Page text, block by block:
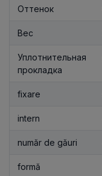
Оттенок
Вес
Уплотнительная
прокладка
fixare
intern
număr de găuri
formă